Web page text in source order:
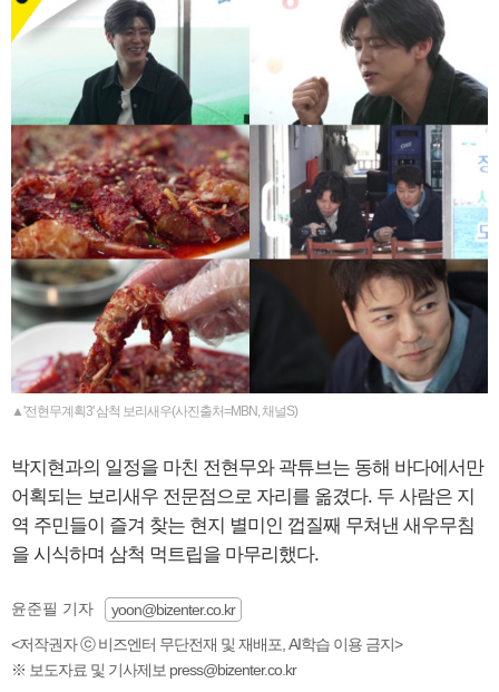
▲'전현무계획3' 삼척 보리새우(사진출처=MBN, 채널S)
박지현과의 일정을 마친 전현무와 곽튜브는 동해 바다에서만
어획되는 보리새우 전문점으로 자리를 옮겼다. 두 사람은 지
역 주민들이 즐겨 찾는 현지 별미인 껍질째 무쳐낸 새우무침
을 시식하며 삼척 먹트립을 마무리했다.
윤준필 기자
yoon@bizenter.co.kr
<저작권자 ⓒ 비즈엔터 무단전재 및 재배포, AI학습 이용 금지>
※ 보도자료 및 기사제보 press@bizenter.co.kr